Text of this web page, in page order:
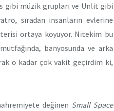
gibi müzik grupları ve Unlit gibi
sıradan insanların evlerine
ortaya koyuyor. Nitekim bu
banyosunda ve arka
o kadar çok vakit geçirdim ki,
değinen Small Space